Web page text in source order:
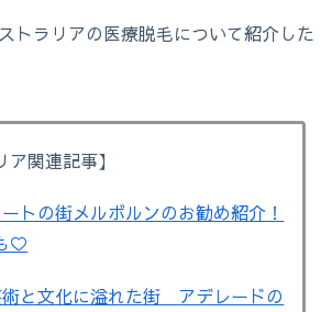
トラリアの医療脱毛について紹介した
ア関連記事】
トの街メルボルンのお勧め紹介！
♡
と文化に溢れた街 アデレードの